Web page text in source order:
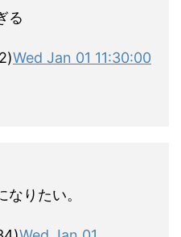
る
Wed Jan 01 11:30:00
りたい。